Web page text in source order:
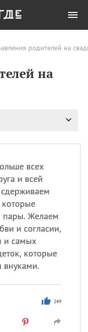
родителей на
на
всех
и всей
пары. Желаем
и согласии,
и самых
которые
внуками.
249
Все
святителя
Чудотворца
сил
ВВС) РФ
именины
,Василий
,
Еще